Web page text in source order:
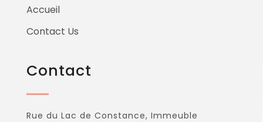
Accueil
Contact Us
Contact
Rue du Lac de Constance, Immeuble